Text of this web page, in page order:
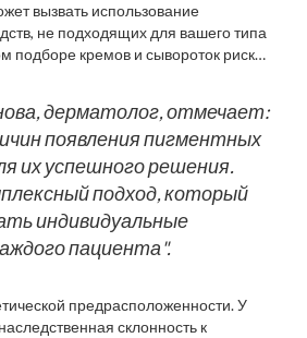
подвергаются солнечному
важно использовать
в любом возрасте.
вызвать использование
не подходящих для вашего типа
подборе кремов и сывороток риск
тестирование новых средств перед
масштабе.
дерматолог, отмечает:
появления пигментных
их успешного решения.
подход, который
индивидуальные
пациента".
предрасположенности. У
склонность к